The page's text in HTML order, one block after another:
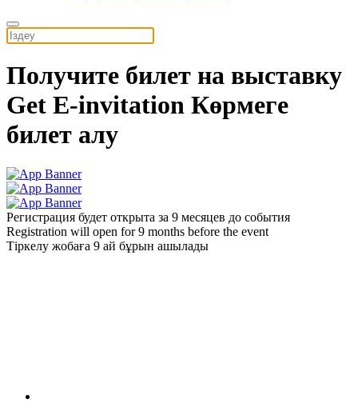
Получите билет на выставку
Get E-invitation Көрмеге
билет алу
Регистрация будет открыта за 9 месяцев до события
Registration will open for 9 months before the event
Тіркелу жобаға 9 ай бұрын ашылады